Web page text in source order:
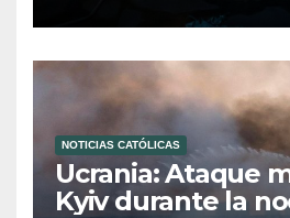
NOTICIAS CATÓLICAS
Ucrania: Ataque
Kyiv durante la